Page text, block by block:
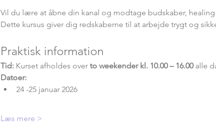
Vil du lære at åbne din kanal og modtage budskaber,
Dette kursus giver dig redskaberne til at arbejde trygt og
Praktisk information
Tid: Kurset afholdes over to weekender kl. 10.00 – 16.00 alle
Datoer:
24 -25 januar 2026
Læs mere >